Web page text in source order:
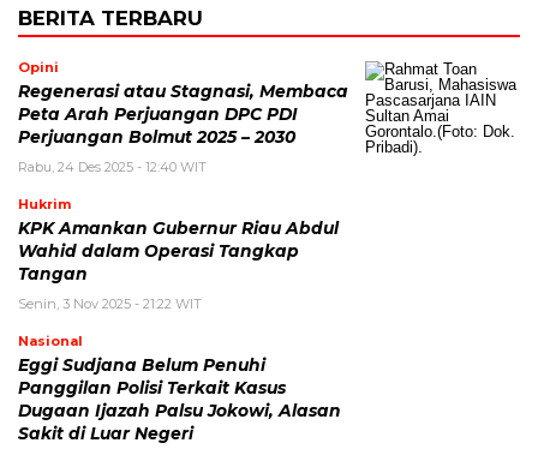
BERITA TERBARU
Opini
Regenerasi atau Stagnasi, Membaca
Peta Arah Perjuangan DPC PDI
Perjuangan Bolmut 2025 – 2030
Rabu, 24 Des 2025 - 12:40 WIT
Hukrim
KPK Amankan Gubernur Riau Abdul
Wahid dalam Operasi Tangkap
Tangan
Senin, 3 Nov 2025 - 21:22 WIT
Nasional
Eggi Sudjana Belum Penuhi
Panggilan Polisi Terkait Kasus
Dugaan Ijazah Palsu Jokowi, Alasan
Sakit di Luar Negeri